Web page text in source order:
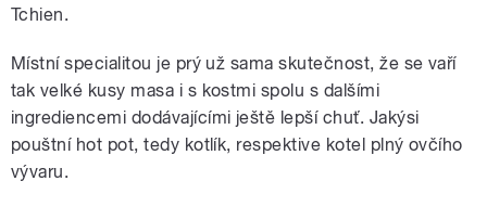
Tchien.
Místní specialitou je prý už sama skutečnost, že se vaří
tak velké kusy masa i s kostmi spolu s dalšími
ingrediencemi dodávajícími ještě lepší chuť. Jakýsi
pouštní hot pot, tedy kotlík, respektive kotel plný ovčího
vývaru.